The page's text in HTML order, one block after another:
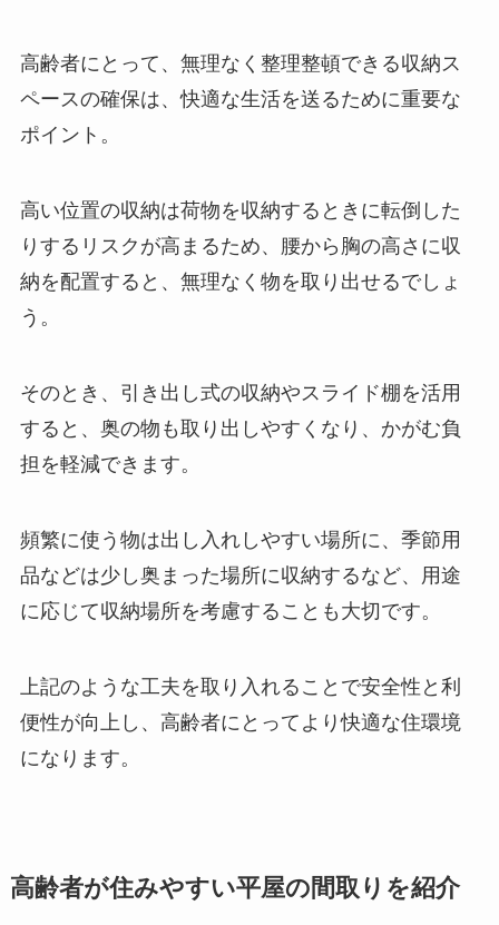
高齢者にとって、無理なく整理整頓できる収納ス
ペースの確保は、快適な生活を送るために重要な
ポイント。
高い位置の収納は荷物を収納するときに転倒した
りするリスクが高まるため、腰から胸の高さに収
納を配置すると、無理なく物を取り出せるでしょ
う。
そのとき、引き出し式の収納やスライド棚を活用
すると、奥の物も取り出しやすくなり、かがむ負
担を軽減できます。
頻繁に使う物は出し入れしやすい場所に、季節用
品などは少し奥まった場所に収納するなど、用途
に応じて収納場所を考慮することも大切です。
上記のような工夫を取り入れることで安全性と利
便性が向上し、高齢者にとってより快適な住環境
になります。
高齢者が住みやすい平屋の間取りを紹介